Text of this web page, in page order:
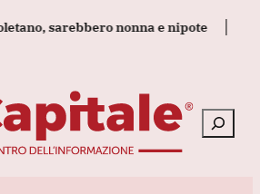
sarebbero nonna e nipote
Cerca